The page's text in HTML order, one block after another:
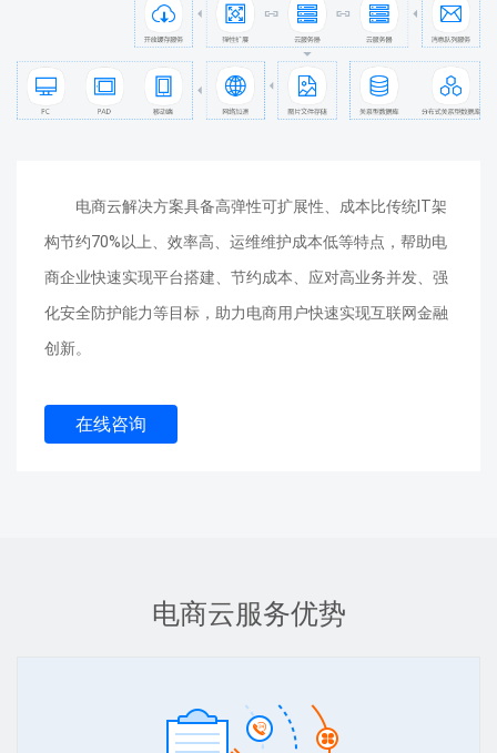
电商云解决方案具备高弹性可扩展性、成本比传统IT架
构节约70%以上、效率高、运维维护成本低等特点，帮助电
商企业快速实现平台搭建、节约成本、应对高业务并发、强
化安全防护能力等目标，助力电商用户快速实现互联网金融
创新。
在线咨询
电商云服务优势